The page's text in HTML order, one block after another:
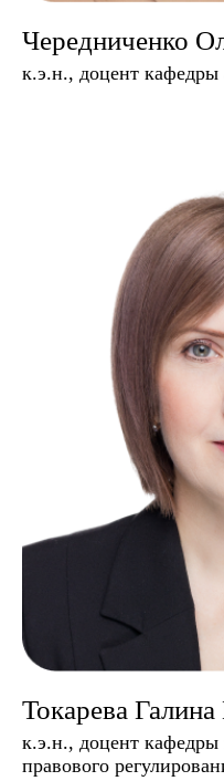
Чередниченко
к.э.н., доцент кафедры
Токарева
к.э.н., доцент кафедры
правового